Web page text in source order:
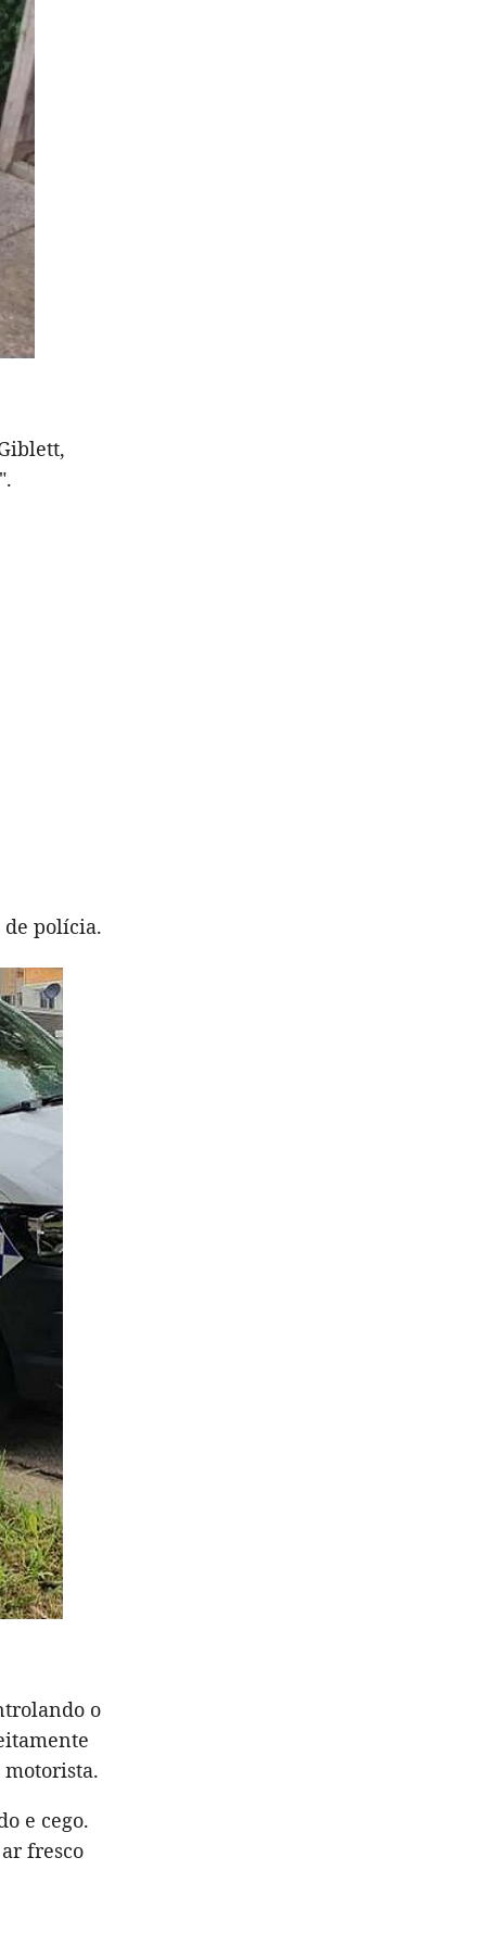
de polícia.
o
motorista.
e cego.
fresco